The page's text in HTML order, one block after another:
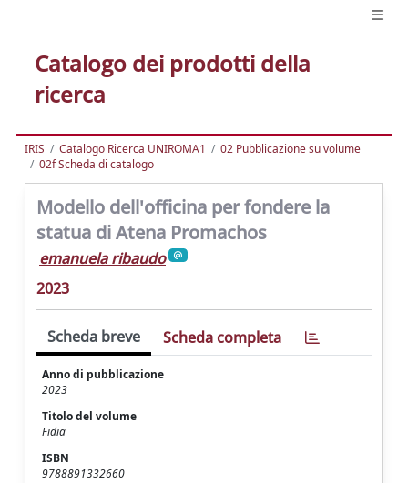
Catalogo dei prodotti della
ricerca
IRIS Catalogo Ricerca UNIROMA1
02 Pubblicazione su volume
02f Scheda di catalogo
Modello dell'officina per fondere la
statua di Atena Promachos
emanuela ribaudo
2023
Scheda breve Scheda completa
Anno di pubblicazione
2023
Titolo del volume
Fidia
ISBN
9788891332660